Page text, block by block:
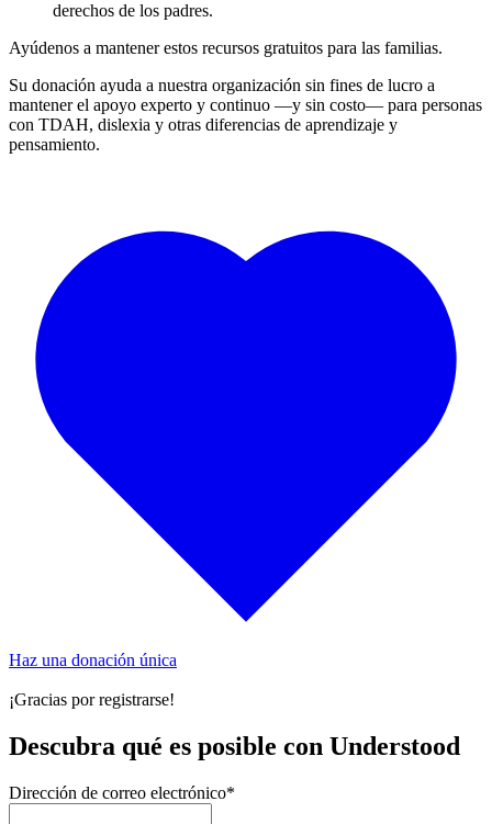
derechos de los padres.
Ayúdenos a mantener estos recursos gratuitos para las familias.
Su donación ayuda a nuestra organización sin fines de lucro a
mantener el apoyo experto y continuo —y sin costo— para personas
con TDAH, dislexia y otras diferencias de aprendizaje y
pensamiento.
Haz una donación única
¡Gracias por registrarse!
Descubra qué es posible con Understood
Dirección de correo electrónico*